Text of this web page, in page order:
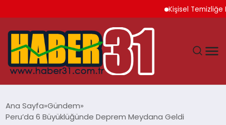
Kişisel Temizliğe
Ana Sayfa Gündem
Peru’da 6 Büyüklüğünde Deprem Meydana Geldi